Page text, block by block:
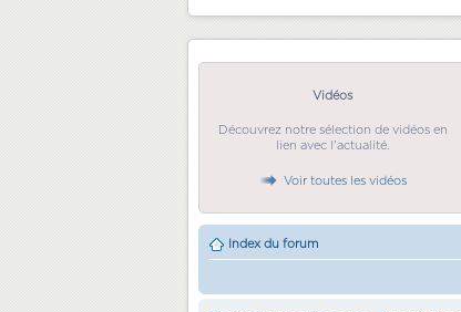
Vidéos
Découvrez notre sélection de vidéos en
lien avec l'actualité.
Voir toutes les vidéos
Index du forum